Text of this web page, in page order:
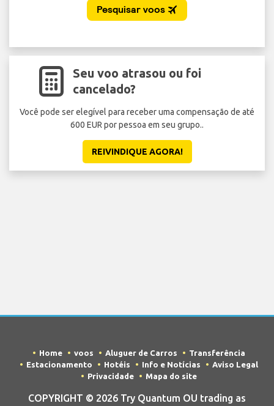
Seu voo atrasou ou foi
cancelado?
Você pode ser elegível para receber uma compensação de até
600 EUR por pessoa em seu grupo..
REIVINDIQUE AGORA!
Home voos Aluguer de Carros
Transferência
Estacionamento
Hotéis Info e Notícias
Aviso Legal
Privacidade
Mapa do site
COPYRIGHT © 2026 Try Quantum OU trading as